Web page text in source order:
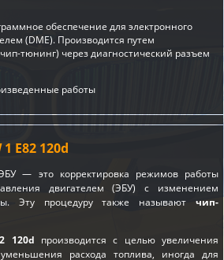
обеспечение для электронного
(DME). Производится путем
тюнинг) через диагностический разъем
работы
E82 120d
— это корректировка режимов работы
двигателем (ЭБУ) с изменением
Эту процедуру также называют чип-
120d производится с целью увеличения
расхода топлива, иногда для